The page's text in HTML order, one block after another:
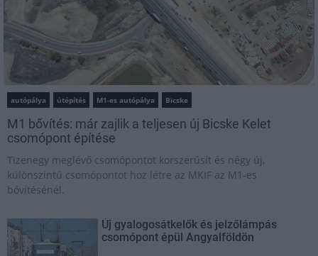
autópálya útépítés M1-es autópálya Bicske
M1 bővítés: már zajlik a teljesen új Bicske Kelet
csomópont építése
Tizenegy meglévő csomópontot korszerűsít és négy új,
különszintű csomópontot hoz létre az MKIF az M1-es
bővítésénél.
Új gyalogosátkelők és jelzőlámpás
csomópont épül Angyalföldön